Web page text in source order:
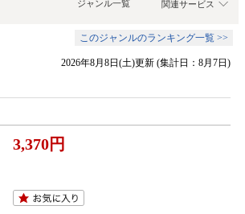
関連サービス
ジャンル一覧
このジャンルのランキング一覧 >>
2026年8月8日(土)更新 (集計日：8月7日)
3,370円